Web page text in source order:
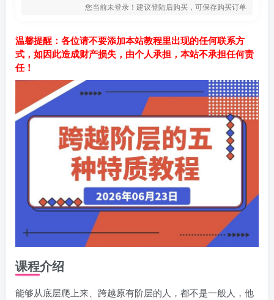
您当前未登录！建议登陆后购买，可保存购买订单
温馨提醒：各位请不要添加本站教程里出现的任何联系方
式，如因此造成财产损失，由个人承担，本站不承担任何责
任！
课程介绍
能够从底层爬上来、跨越原有阶层的人，都不是一般人，他